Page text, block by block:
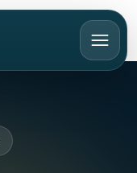
Devis gratuit